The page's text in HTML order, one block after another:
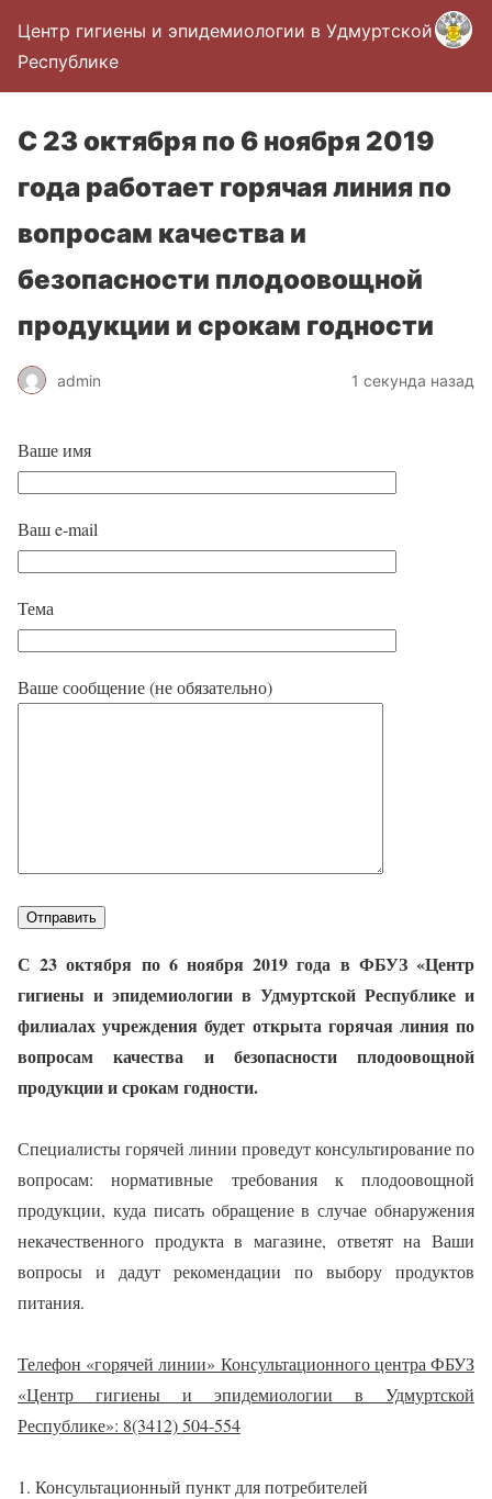
Центр гигиены и эпидемиологии в Удмуртской
Республике
С 23 октября по 6 ноября 2019
года работает горячая линия по
вопросам качества и
безопасности плодоовощной
продукции и срокам годности
admin 1 секунда назад
Ваше имя
Ваш e-mail
Тема
Ваше сообщение (не обязательно)
С 23 октября по 6 ноября 2019 года в ФБУЗ «Центр
гигиены и эпидемиологии в Удмуртской Республике и
филиалах учреждения будет открыта горячая линия по
вопросам качества и безопасности плодоовощной
продукции и срокам годности.
Специалисты горячей линии проведут консультирование по
вопросам: нормативные требования к плодоовощной
продукции, куда писать обращение в случае обнаружения
некачественного продукта в магазине, ответят на Ваши
вопросы и дадут рекомендации по выбору продуктов
питания.
Телефон «горячей линии» Консультационного центра ФБУЗ
«Центр гигиены и эпидемиологии в Удмуртской
Республике»: 8(3412) 504-554
1. Консультационный пункт для потребителей